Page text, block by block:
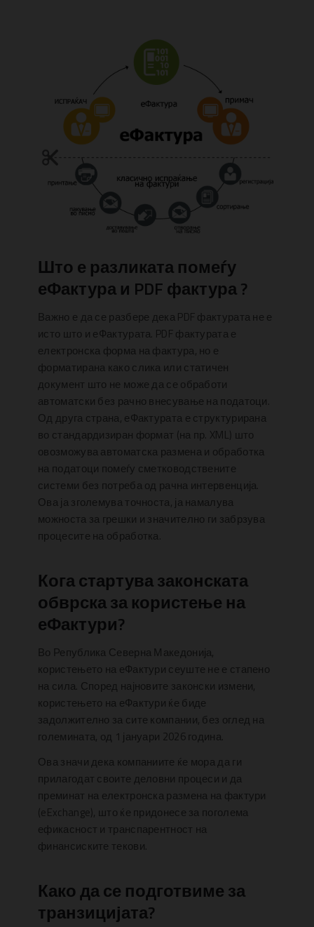
Што е разликата помеѓу
еФактура и PDF фактура ?
Важно е да се разбере дека PDF фактурата не е
исто што и еФактурата. PDF фактурата е
електронска форма на фактура, но е
форматирана како слика или статичен
документ што не може да се обработи
автоматски без рачно внесување на податоци.
Од друга страна, еФактурата е структурирана
во стандардизиран формат (на пр. XML) што
овозможува автоматска размена и обработка
на податоци помеѓу сметководствените
системи без потреба од рачна интервенција.
Ова ја зголемува точноста, ја намалува
можноста за грешки и значително ги забрзува
процесите на обработка.
Кога стартува законската
обврска за користење на
еФактури?
Во Република Северна Македонија,
користењето на еФактури сеуште не е стапено
на сила. Според најновите законски измени,
користењето на еФактури ќе биде
задолжително за сите компании, без оглед на
големината, од 1 јануари 2026 година.
Ова значи дека компаниите ќе мора да ги
прилагодат своите деловни процеси и да
преминат на електронска размена на фактури
(eExchange), што ќе придонесе за поголема
ефикасност и транспарентност на
финансиските текови.
Како да се подготвиме за
транзицијата?